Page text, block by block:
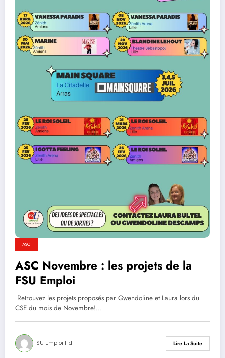
ASC
ASC Novembre : les projets de la
FSU Emploi
Retrouvez les projets proposés par Gwendoline et Laura lors du
CSE du mois de Novembre!…
FSU Emploi HdF Lire La Suite